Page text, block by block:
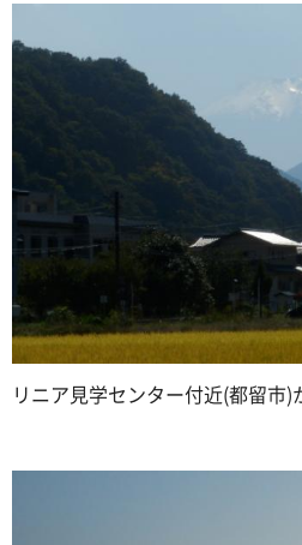
リニア見学センター付近(都留市)